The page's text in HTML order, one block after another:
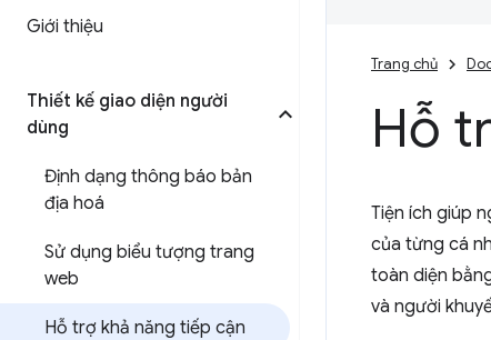
Giới thiệu
Thiết kế giao diện người
dùng
Định dạng thông báo bản
địa hoá
Sử dụng biểu tượng trang
web
Hỗ trợ khả năng tiếp cận
Trang chủ
Hỗ
Tiện ích giúp
của từng cá
toàn diện
và người